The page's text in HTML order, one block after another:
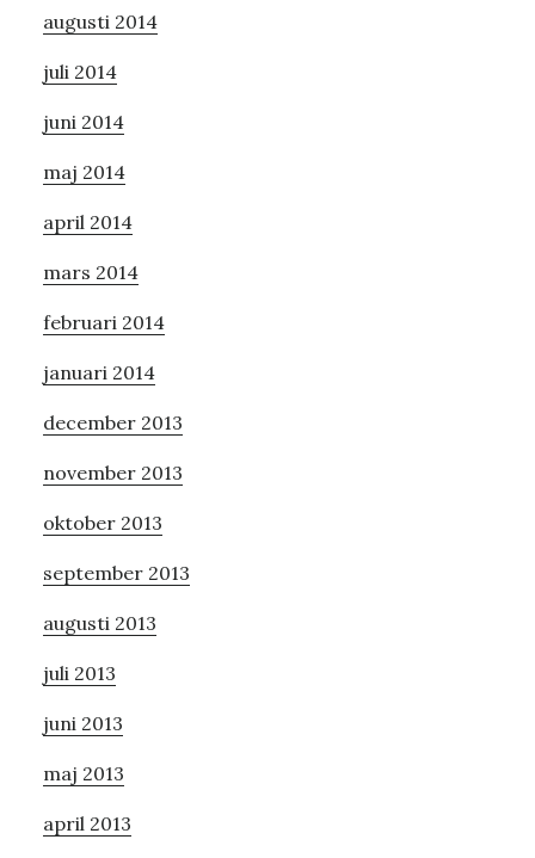
augusti 2014
juli 2014
juni 2014
maj 2014
april 2014
mars 2014
februari 2014
januari 2014
december 2013
november 2013
oktober 2013
september 2013
augusti 2013
juli 2013
juni 2013
maj 2013
april 2013